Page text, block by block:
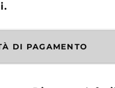
DI PAGAMENTO